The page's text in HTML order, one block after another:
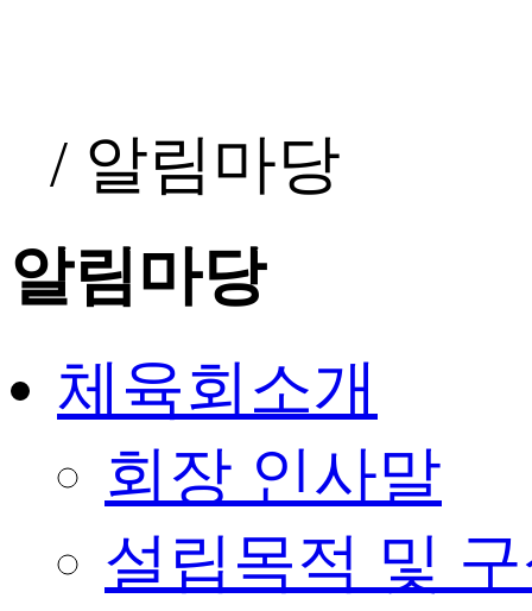
/ 알림마당
알림마당
체육회소개
회장 인사말
설립목적 및